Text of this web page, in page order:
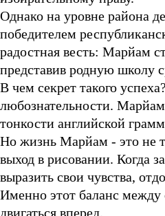
Однако на уровне района
победителем
радостная весть: Марйам
представив родную школу
В чем секрет такого
любознательности. Марйам
тонкости английской
Но жизнь Марйам - это не
выход в рисовании. Когда
выразить свои чувства,
Именно этот баланс между
двигаться вперед.